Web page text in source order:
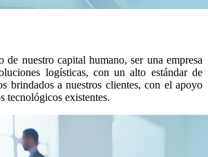
de nuestro capital humano, ser una empresa
logísticas, con un alto estándar de
brindados a nuestros clientes, con el apoyo
tecnológicos existentes.